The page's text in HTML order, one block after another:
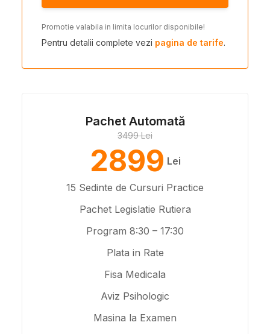
Promotie valabila in limita locurilor disponibile!
Pentru detalii complete vezi pagina de tarife.
Pachet Automată
3499 Lei
2899 Lei
15 Sedinte de Cursuri Practice
Pachet Legislatie Rutiera
Program 8:30 – 17:30
Plata in Rate
Fisa Medicala
Aviz Psihologic
Masina la Examen